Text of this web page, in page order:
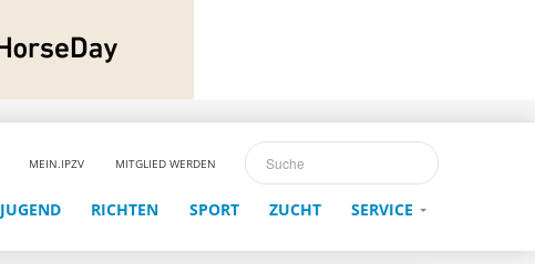
MEIN.IPZV MITGLIED WERDEN
JUGEND RICHTEN SPORT ZUCHT SERVICE